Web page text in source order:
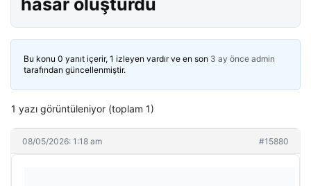
hasar oluşturdu
Bu konu 0 yanıt içerir, 1 izleyen vardır ve en son 3 ay önce admin
tarafından güncellenmiştir.
1 yazı görüntüleniyor (toplam 1)
08/05/2026: 1:18 am #15880